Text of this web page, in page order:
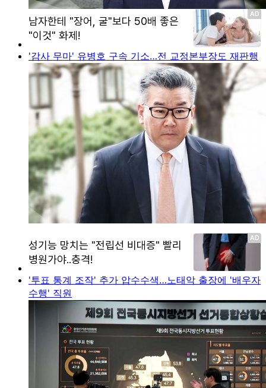
'감사 무마' 유병호 구속 기소…전 교정본부장도 재판행
'투표 통계 조작' 추가 압수수색…노태악 출장에 '배우자
수행' 직원